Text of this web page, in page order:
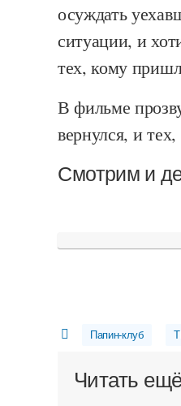
осуждать
ситуации, и
тех, кому
В фильме
вернулся, и
Смотрим и
Папин-клуб
Читать